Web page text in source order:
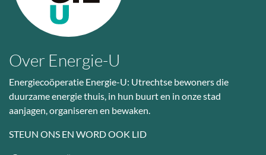
Over Energie-U
Energiecoöperatie Energie-U: Utrechtse bewoners die
duurzame energie thuis, in hun buurt en in onze stad
aanjagen, organiseren en bewaken.
STEUN ONS EN WORD OOK LID